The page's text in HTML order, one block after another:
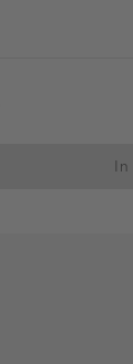
In